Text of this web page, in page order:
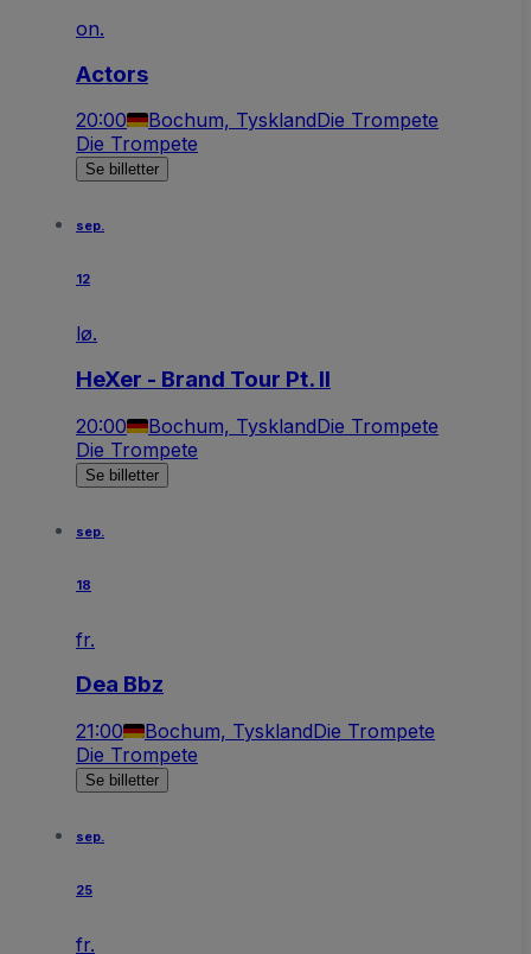
on.
Actors
20:00 Bochum, TysklandDie Trompete
Die Trompete
Se billetter
sep.
12
lø.
HeXer - Brand Tour Pt. II
20:00 Bochum, TysklandDie Trompete
Die Trompete
Se billetter
sep.
18
fr.
Dea Bbz
21:00 Bochum, TysklandDie Trompete
Die Trompete
Se billetter
sep.
25
fr.